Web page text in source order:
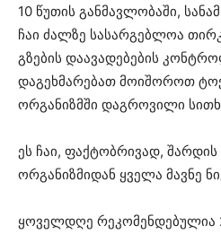
10 წუთის განმავლობაში,
ჩაი ძალზე სასარგებლოა
გზების დაავადებების
დაგეხმარებათ მოიშოროთ
ორგანიზმში დაგროვილი
ეს ჩაი, ფაქტობრივად,
ორგანიზმიდან ყველა მავნე
ყოველდღე რეკომენდებულია